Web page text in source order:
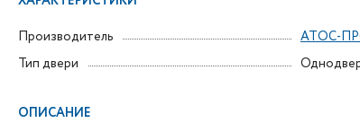
Производитель
АТОС-
Тип двери
ОПИСАНИЕ